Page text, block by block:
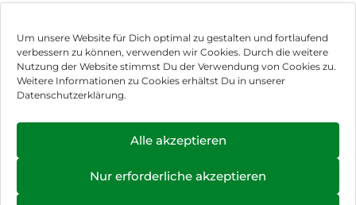
Um unsere Website für Dich optimal zu gestalten und fortlaufend
verbessern zu können, verwenden wir Cookies. Durch die weitere
Nutzung der Website stimmst Du der Verwendung von Cookies zu.
Weitere Informationen zu Cookies erhältst Du in unserer
Datenschutzerklärung.
Alle akzeptieren
Nur erforderliche akzeptieren
Impressum
Hinweis zur Batterieentsorgung
Können wir Dir behilflich sein?